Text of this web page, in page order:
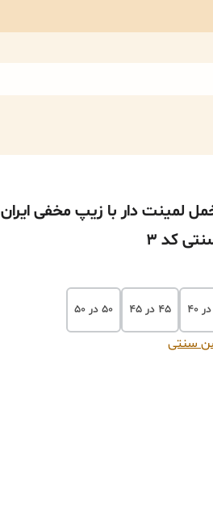
لمینت دار با زیپ مخفی ایران
کد ۳
۴۵ در ۴۵ ۵۰ در ۵۰
سنتی